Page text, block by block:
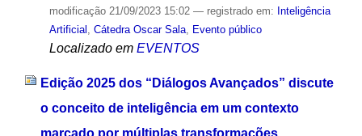
modificação21/09/2023 15:02 — registrado em: Inteligência
Artificial
Cátedra Oscar Sala, Evento público
Localizado em EVENTOS
Edição 2025 dos “Diálogos Avançados” discute
o conceito de inteligência em um contexto
marcado por múltiplas transformações